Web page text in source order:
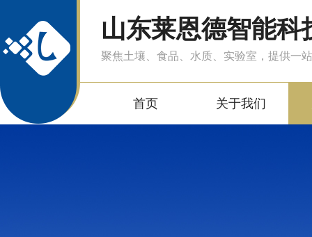
山东莱恩德智能科
聚焦土壤、食品、水质、实验室，提供一
首页 关于我们